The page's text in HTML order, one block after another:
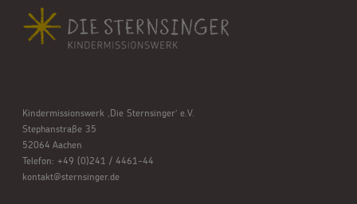
Kindermissionswerk ,Die Sternsinger’ e.V.
Stephanstraße 35
52064 Aachen
Telefon: +49 (0)241 / 4461-44
kontakt@sternsinger.de